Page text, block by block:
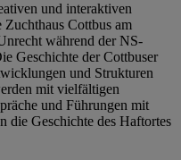
und interaktiven
Cottbus am
während der NS-
Geschichte der Cottbuser
und Strukturen
mit vielfältigen
und Führungen mit
die Geschichte des Haftortes